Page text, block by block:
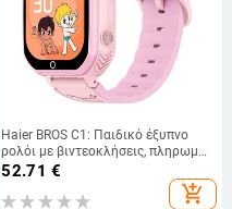
Haier BROS C1: Παιδικό έξυπνο
ρολόι με βιντεοκλήσεις, πληρωμές
και μικρο-συνομιλία; IPS οθόνη;
λουράκι σιλικόνης; μαγνητική
φόρτιση; αδιάβροχο
52.71 €
add_shopping_cart